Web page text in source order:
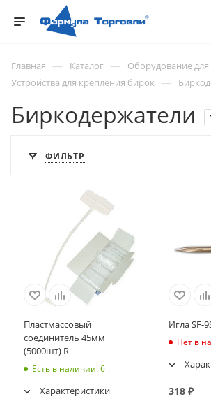
Главная — Каталог — Оборудование
Устройства для крепления бирок —
Биркодержатели
ФИЛЬТР
Пластмассовый
соединитель 45мм
(5000шт) R
Есть в наличии: 6
Характеристики
Игла SF-
Нет в
318₽